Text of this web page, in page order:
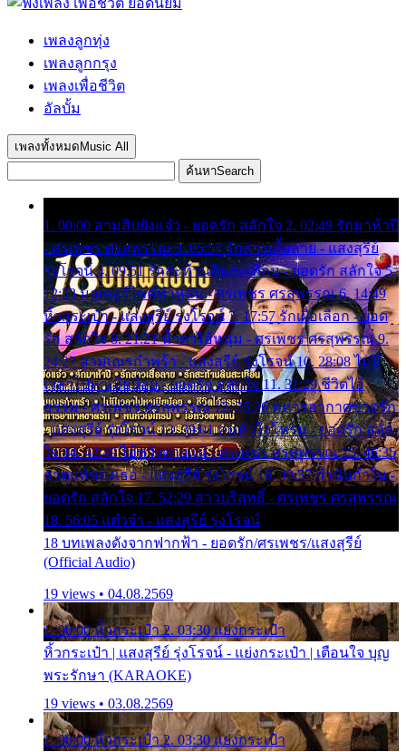
เพลงลูกทุ่ง
เพลงลูกกรุง
เพลงเพื่อชีวิต
อัลบั้ม
เพลงทั้งหมด Music All
ค้นหาSearch
1. 00:00 สามสิบยังแจ๋ว - ยอดรัก สลักใจ 2. 02:49 รักมาห้าปี
- ศรเพชร ศรสุพรรณ 3. 05:57 รักสาวเสื้อลาย - แสงสุรีย์
รุ่งโรจน์ 4. 09:51 รักสะท้านดินสะเทือน - ยอดรัก สลักใจ 5.
12:23 มอเตอร์ไซค์ทำหล่น - ศรเพชร ศรสุพรรณ 6. 14:49
หิ้วกระเป๋า - แสงสุรีย์ รุ่งโรจน์ 7. 17:57 รักเผื่อเลือก - ยอด
รัก สลักใจ 8. 21:21 น้ำตาไอ้หนุ่ม - ศรเพชร ศรสุพรรณ 9.
24:27 สามเณรกำพร้า - แสงสุรีย์ รุ่งโรจน์ 10. 28:08 ไม่มี
เวลาไปหาเมียน้อย - ยอดรัก สลักใจ 11. 31:29 ชีวิตไอ้
ธรรม - ศรเพชร ศรสุพรรณ 12. 35:26 ทหารอากาศขาดรัก
- แสงสุรีย์ รุ่งโรจน์ 13. 39:01 คนหัวใจโทรม - ยอดรัก สลัก
ใจ 14. 42:49 ไอ้หวังตายแน่ - ศรเพชร ศรสุพรรณ 15. 46:35
ธาตุแท้ของเธอ - แสงสุรีย์ รุ่งโรจน์ 16. 49:57 กำนันกำใน -
ยอดรัก สลักใจ 17. 52:29 สาวบริสุทธิ์ - ศรเพชร ศรสุพรรณ
18. 56:05 แต๋วจ๋า - แสงสุรีย์ รุ่งโรจน์
18 บทเพลงดังจากฟากฟ้า - ยอดรัก/ศรเพชร/แสงสุรีย์
(Official Audio)
19 views • 04.08.2569
1. 00:00 หิ้วกระเป๋า 2. 03:30 แย่งกระเป๋า
หิ้วกระเป๋า | แสงสุรีย์ รุ่งโรจน์ - แย่งกระเป๋า | เตือนใจ บุญ
พระรักษา (KARAOKE)
19 views • 03.08.2569
1. 00:00 หิ้วกระเป๋า 2. 03:30 แย่งกระเป๋า